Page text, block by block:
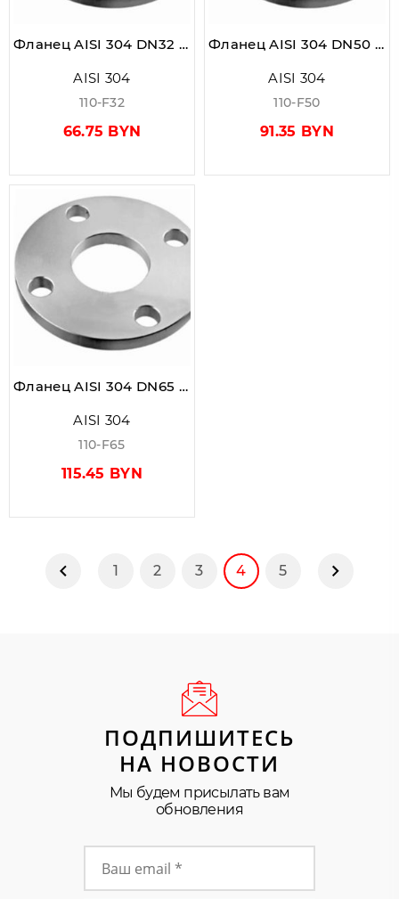
Фланец AISI 304 DN32 PN10 (42,4)
AISI 304
110-F32
66.75 BYN
Фланец AISI 304 DN50 PN10 (60,3)
AISI 304
110-F50
91.35 BYN
Фланец AISI 304 DN65 PN10 (70,0)
AISI 304
110-F65
115.45 BYN
Предыдущая страница
1 2 3 4 5
ПОДПИШИТЕСЬ
НА НОВОСТИ
Мы будем присылать вам
обновления